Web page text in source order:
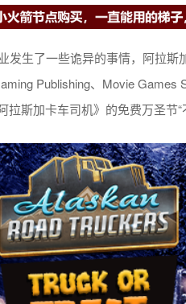
发生了一些诡异的事情，阿拉
Publishing、Movie
拉斯加卡车司机》的免费万圣节“